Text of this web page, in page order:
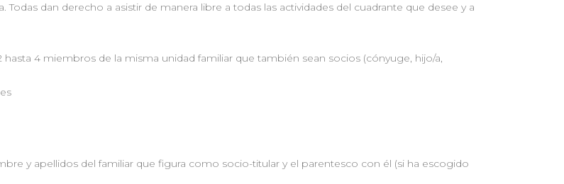
dan derecho a asistir de manera libre a todas las actividades del cuadrante que desee y a
4 miembros de la misma unidad familiar que también sean socios (cónyuge, hijo/a,
y apellidos del familiar que figura como socio-titular y el parentesco con él (si ha escogido